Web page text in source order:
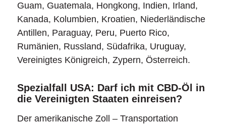
Guam, Guatemala, Hongkong, Indien, Irland,
Kanada, Kolumbien, Kroatien, Niederländische
Antillen, Paraguay, Peru, Puerto Rico,
Rumänien, Russland, Südafrika, Uruguay,
Vereinigtes Königreich, Zypern, Österreich.
Spezialfall USA: Darf ich mit CBD-Öl in
die Vereinigten Staaten einreisen?
Der amerikanische Zoll – Transportation